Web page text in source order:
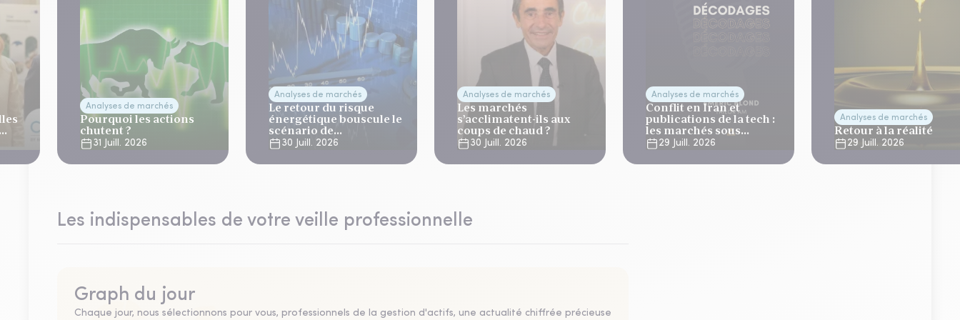
Analyses de marchés
Pourquoi les actions
chutent ?
31 Juill. 2026
Analyses de marchés
Le retour du risque
énergétique bouscule le
scénario de
normalisation
30 Juill. 2026
Analyses de marchés
Les marchés
s’acclimatent-ils aux
coups de chaud ?
30 Juill. 2026
Analyses de marchés
Conflit en Iran et
publications de la tech :
les marchés sous
tension
29 Juill. 2026
Analyses de marchés
Retour à la réalité
29 Juill. 2026
Les indispensables de votre veille professionnelle
Graph du jour
Chaque jour, nous sélectionnons pour vous, professionnels de la gestion d'actifs, une actualité chiffrée précieuse